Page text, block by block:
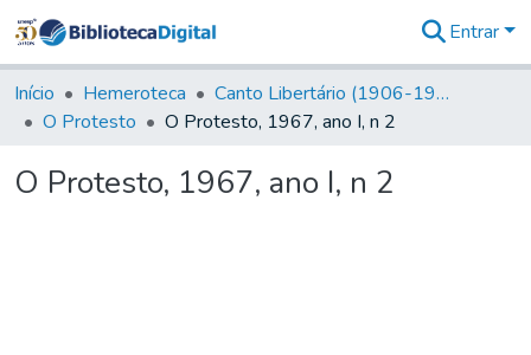
&
Coleções
Tudo na
Digital
Entrar
Início Hemeroteca
Canto Libertário (1906-1995)
O Protesto
O Protesto, 1967, ano I, n 2
O Protesto, 1967, ano I, n 2